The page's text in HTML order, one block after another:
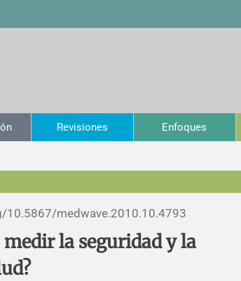
Revisiones Enfoques
10.5867/medwave.2010.10.4793
la seguridad y la